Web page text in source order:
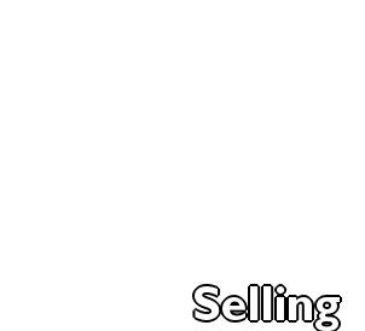
Selling